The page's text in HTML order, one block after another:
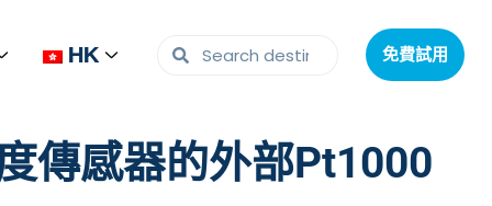
HK 免費試用
HK 免費試用
傳感器的外部Pt1000